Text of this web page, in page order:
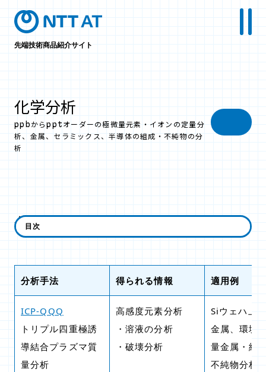
先端技術商品紹介サイト
化学分析
ppbからpptオーダーの極微量元素・イオンの定量分
析、金属、セラミックス、半導体の組成・不純物の分
析
分析手法から探す
分析手法 得られる情報 適用例
ICP-QQQ
トリプル四重極誘
導結合プラズマ質
量分析
高感度元素分析
・溶液の分析
・破壊分析
Siウェハ上
金属、環境
量金属・純
不純物分析
目次